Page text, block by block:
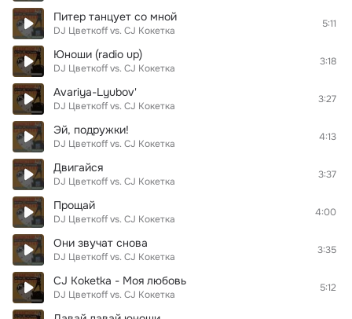
Питер танцует со мной
DJ Цветкoff vs. CJ Кокетка
5:11
Юноши (radio up)
DJ Цветкoff vs. CJ Кокетка
3:18
Avariya-Lyubov'
DJ Цветкoff vs. CJ Кокетка
3:27
Эй, подружки!
DJ Цветкoff vs. CJ Кокетка
4:13
Двигайся
DJ Цветкoff vs. CJ Кокетка
3:37
Прощай
DJ Цветкoff vs. CJ Кокетка
4:00
Они звучат снова
DJ Цветкoff vs. CJ Кокетка
3:35
CJ Koketka - Моя любовь
DJ Цветкoff vs. CJ Кокетка
5:12